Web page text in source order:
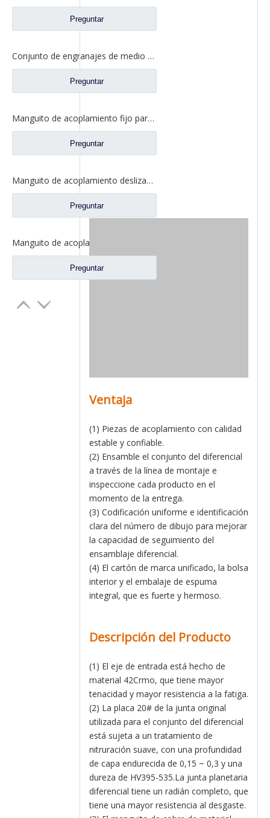
Preguntar
Conjunto de engranajes de medio eje trasero para repuestos de camiones Ford CD0041A0-6
Preguntar
Manguito de acoplamiento fijo para repuestos de camiones Ford 2SBF0052M0-0
Preguntar
Manguito de acoplamiento deslizante entre ejes para repuestos de camiones Ford BF0401M0-8
Preguntar
Preguntar
Ventaja
(1) Piezas de acoplamiento con calidad
estable y confiable.
(2) Ensamble el conjunto del diferencial
a través de la línea de montaje e
inspeccione cada producto en el
momento de la entrega.
(3) Codificación uniforme e identificación
clara del número de dibujo para mejorar
la capacidad de seguimiento del
ensamblaje diferencial.
(4) El cartón de marca unificado, la bolsa
interior y el embalaje de espuma
integral, que es fuerte y hermoso.
Descripción del Producto
(1) El eje de entrada está hecho de
material 42Crmo, que tiene mayor
tenacidad y mayor resistencia a la fatiga.
(2) La placa 20# de la junta original
utilizada para el conjunto del diferencial
está sujeta a un tratamiento de
nitruración suave, con una profundidad
de capa endurecida de 0,15 ~ 0,3 y una
dureza de HV395-535.La junta planetaria
diferencial tiene un radián completo, que
tiene una mayor resistencia al desgaste.